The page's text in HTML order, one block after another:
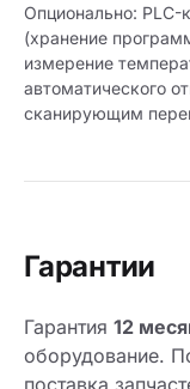
Опционально:
(хранение
измерение
автоматического
сканирующим
Гарантии
Гарантия 12
оборудование.
поставка